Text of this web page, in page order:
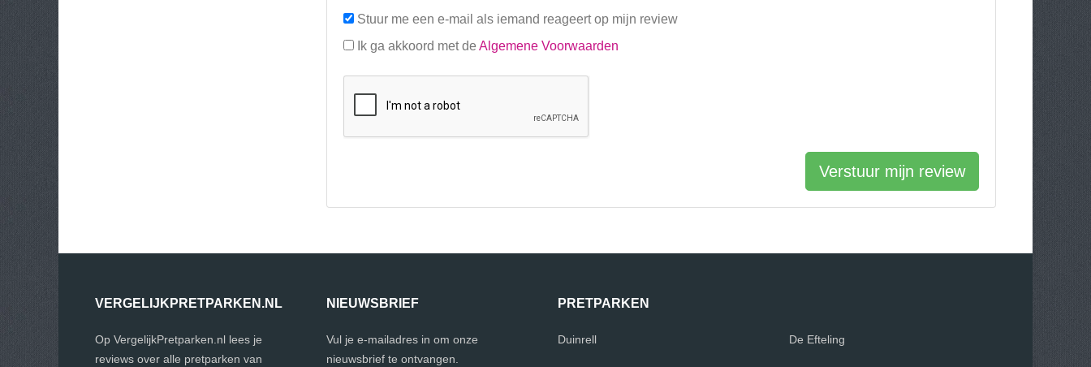
Stuur me een e-mail als iemand reageert op mijn review
Ik ga akkoord met de Algemene Voorwaarden
Verstuur mijn review
VERGELIJKPRETPARKEN.NL
Op VergelijkPretparken.nl lees je
reviews over alle pretparken van
NIEUWSBRIEF
Vul je e-mailadres in om onze
nieuwsbrief te ontvangen.
PRETPARKEN
Duinrell De Efteling